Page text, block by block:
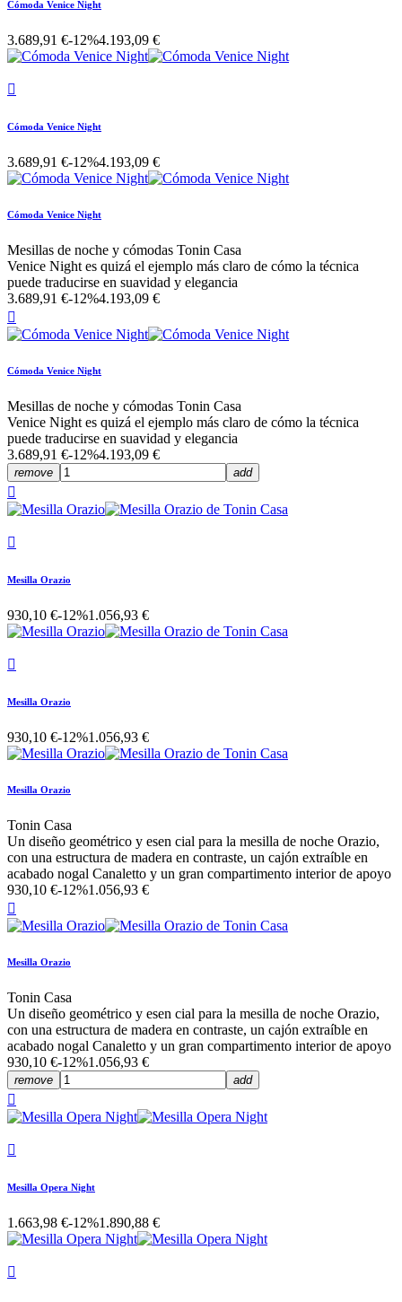
Cómoda Venice Night
3.689,91 €-12%4.193,09 €

Cómoda Venice Night
3.689,91 €-12%4.193,09 €
Cómoda Venice Night
Mesillas de noche y cómodas Tonin Casa
Venice Night es quizá el ejemplo más claro de cómo la técnica
puede traducirse en suavidad y elegancia
3.689,91 €-12%4.193,09 €

Cómoda Venice Night
Mesillas de noche y cómodas Tonin Casa
Venice Night es quizá el ejemplo más claro de cómo la técnica
puede traducirse en suavidad y elegancia
3.689,91 €-12%4.193,09 €
remove add


Mesilla Orazio
930,10 €-12%1.056,93 €

Mesilla Orazio
930,10 €-12%1.056,93 €
Mesilla Orazio
Tonin Casa
Un diseño geométrico y esen cial para la mesilla de noche Orazio,
con una estructura de madera en contraste, un cajón extraíble en
acabado nogal Canaletto y un gran compartimento interior de apoyo
930,10 €-12%1.056,93 €

Mesilla Orazio
Tonin Casa
Un diseño geométrico y esen cial para la mesilla de noche Orazio,
con una estructura de madera en contraste, un cajón extraíble en
acabado nogal Canaletto y un gran compartimento interior de apoyo
930,10 €-12%1.056,93 €
remove add


Mesilla Opera Night
1.663,98 €-12%1.890,88 €
